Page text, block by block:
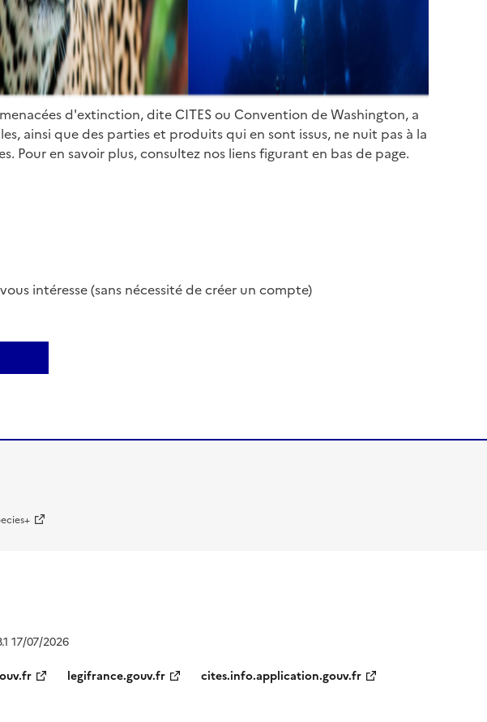
d'extinction, dite CITES ou Convention de Washington, a
ainsi que des parties et produits qui en sont issus, ne nuit pas à la
Pour en savoir plus, consultez nos liens figurant en bas de page.
intéresse (sans nécessité de créer un compte)
17/07/2026
legifrance.gouv.fr cites.info.application.gouv.fr